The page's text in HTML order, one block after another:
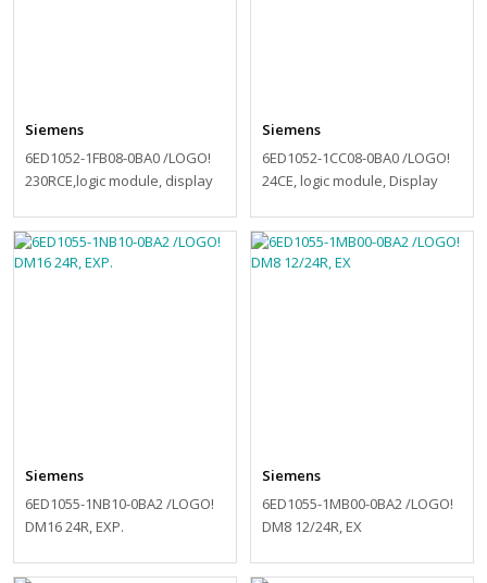
Siemens
6ED1052-1FB08-0BA0 /LOGO!
230RCE,logic module, display
Siemens
6ED1052-1CC08-0BA0 /LOGO!
24CE, logic module, Display
Siemens
6ED1055-1NB10-0BA2 /LOGO!
DM16 24R, EXP.
Siemens
6ED1055-1MB00-0BA2 /LOGO!
DM8 12/24R, EX